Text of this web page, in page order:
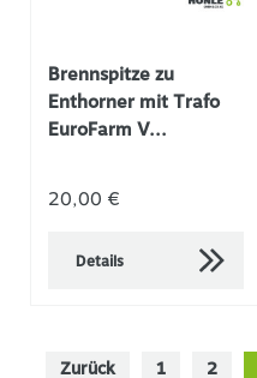
Brennspitze zu
Enthorner mit Trafo
EuroFarm V...
20,00 €
Details
Zurück 1 2